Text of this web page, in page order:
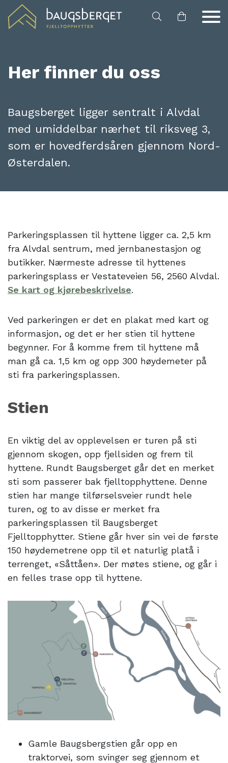
Her finner du oss
Baugsberget ligger sentralt i Alvdal
med umiddelbar nærhet til riksveg 3,
som er hovedferdsåren gjennom Nord-
Østerdalen.
Parkeringsplassen til hyttene ligger ca. 2,5 km
fra Alvdal sentrum, med jernbanestasjon og
butikker. Nærmeste adresse til hyttenes
parkeringsplass er Vestateveien 56, 2560 Alvdal.
Se kart og kjørebeskrivelse.
Ved parkeringen er det en plakat med kart og
informasjon, og det er her stien til hyttene
begynner. For å komme frem til hyttene må
man gå ca. 1,5 km og opp 300 høydemeter på
sti fra parkeringsplassen.
Stien
En viktig del av opplevelsen er turen på sti
gjennom skogen, opp fjellsiden og frem til
hyttene. Rundt Baugsberget går det en merket
sti som passerer bak fjelltopphyttene. Denne
stien har mange tilførselsveier rundt hele
turen, og to av disse er merket fra
parkeringsplassen til Baugsberget
Fjelltopphytter. Stiene går hver sin vei de første
150 høydemetrene opp til et naturlig platå i
terrenget, «Såttåen». Der møtes stiene, og går i
en felles trase opp til hyttene.
Gamle Baugsbergstien går opp en
traktorvei, som svinger seg gjennom et